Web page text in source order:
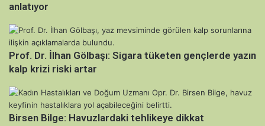
anlatıyor
Prof. Dr. İlhan Gölbaşı: Sigara tüketen gençlerde yazın
kalp krizi riski artar
Birsen Bilge: Havuzlardaki tehlikeye dikkat